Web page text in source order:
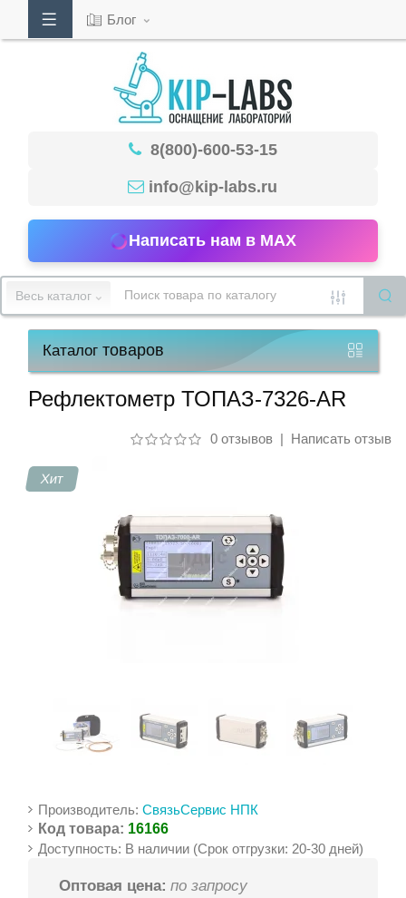
53-
15
работы
Блог
8(800)-600-53-15
info@kip-labs.ru
Написать нам в MAX
Весь каталог
Каталогтоваров
Рефлектометр ТОПАЗ-7326-AR
0 отзывов| Написать отзыв
Хит
Производитель:СвязьСервис НПК
Код товара: 16166
Доступность: В наличии (Срок отгрузки: 20-30 дней)
Оптовая цена: по запросу